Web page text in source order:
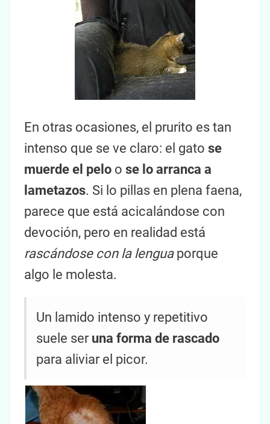
En otras ocasiones, el prurito es tan
intenso que se ve claro: el gato se
muerde el pelo o se lo arranca a
lametazos. Si lo pillas en plena faena,
parece que está acicalándose con
devoción, pero en realidad está
rascándose con la lenguaporque
algo le molesta.
Un lamido intenso y repetitivo
suele ser una forma de rascado
para aliviar el picor.